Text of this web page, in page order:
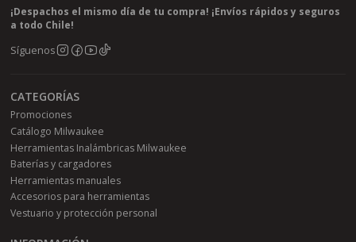
¡Despachos el mismo día de tu compra! ¡Envíos rápidos y seguros
a todo Chile!
Síguenos
CATEGORÍAS
Promociones
Catálogo Milwaukee
Herramientas Inalámbricas Milwaukee
Baterías y cargadores
Herramientas manuales
Accesorios para herramientas
Vestuario y protección personal